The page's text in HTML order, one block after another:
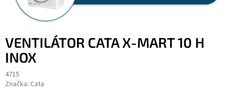
VENTILÁTOR CATA X-MART 10 H
INOX
4715
Značka: Cata